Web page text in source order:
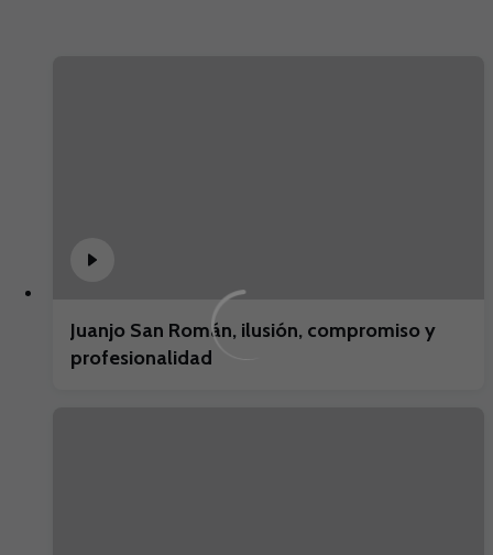
Juanjo San Román, ilusión, compromiso y
profesionalidad